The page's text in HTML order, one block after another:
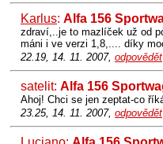
Karlus: Alfa 156
zdraví,..je to mazlíček už od
máni i ve verzi 1,8,.... díky
22.19, 14. 11. 2007, odpovědět
satelit: Alfa 156
Ahoj! Chci se jen zeptat-co
23.25, 14. 11. 2007, odpovědět